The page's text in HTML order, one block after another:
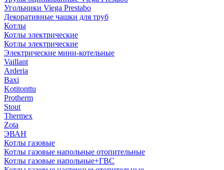
Угольники Viega Prestabo
Декоративные чашки для труб
Котлы
Котлы электрические
Котлы электрические
Электрические мини-котельные
Vaillant
Arderia
Baxi
Kotitonttu
Protherm
Stout
Thermex
Zota
ЭВАН
Котлы газовые
Котлы газовые напольные отопительные
Котлы газовые напольные+ГВС